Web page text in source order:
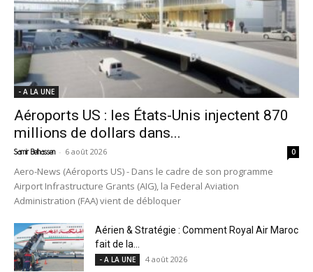
- A LA UNE
Aéroports US : les États-Unis injectent 870
millions de dollars dans...
Samir Belhassen - 6 août 2026 0
Aero-News (Aéroports US) - Dans le cadre de son programme
Airport Infrastructure Grants (AIG), la Federal Aviation
Administration (FAA) vient de débloquer
Aérien & Stratégie : Comment Royal Air Maroc
fait de la...
- A LA UNE 4 août 2026